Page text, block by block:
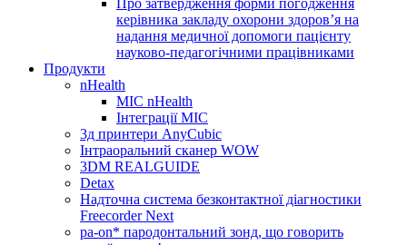
Про затвердження форми погодження
керівника закладу охорони здоров’я на
надання медичної допомоги пацієнту
науково-педагогічними працівниками
Продукти
nHealth
МІС nHealth
Інтеграції МІС
3д принтери AnyCubic
Інтраоральний сканер WOW
3DM REALGUIDE
Detax
Надточна система безконтактної діагностики
Freecorder Next
pa-on* пародонтальний зонд, що говорить